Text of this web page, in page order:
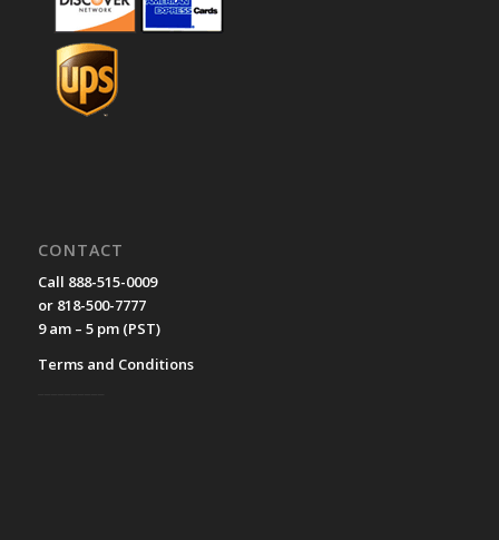
CONTACT
Call 888-515-0009
or 818-500-7777
9 am – 5 pm (PST)
Terms and Conditions